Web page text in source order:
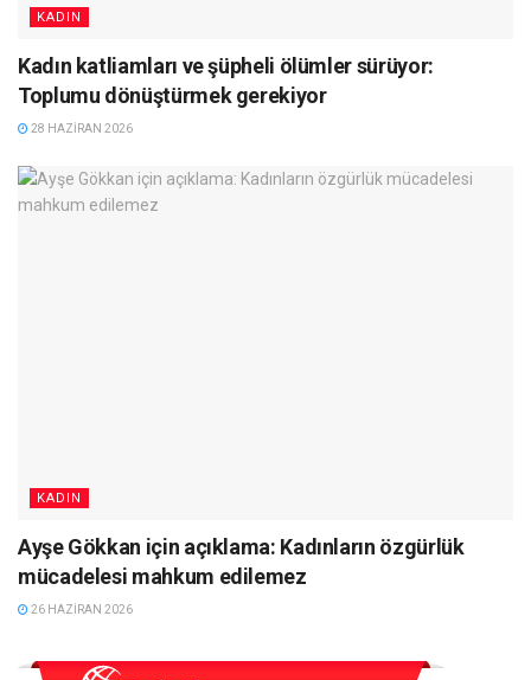
KADIN
Kadın katliamları ve şüpheli ölümler sürüyor:
Toplumu dönüştürmek gerekiyor
28 HAZIRAN 2026
KADIN
Ayşe Gökkan için açıklama: Kadınların özgürlük
mücadelesi mahkum edilemez
26 HAZIRAN 2026